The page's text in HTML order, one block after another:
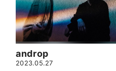
androp
2023.05.27